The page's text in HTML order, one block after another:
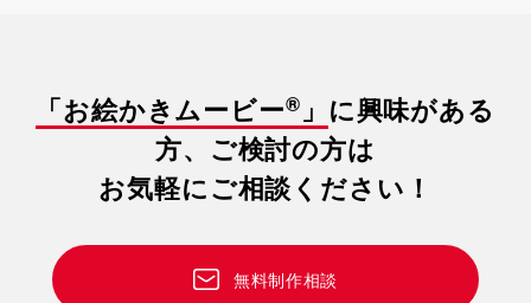
「お絵かきムービー®」 に興味がある
方、ご検討の方は
お気軽にご相談ください！
無料制作相談